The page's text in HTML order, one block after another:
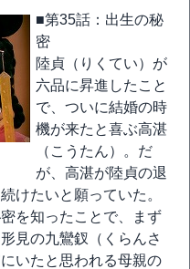
■第35話：出生の秘
密
陸貞（りくてい）が
六品に昇進したこと
で、ついに結婚の時
機が来たと喜ぶ高湛
（こうたん）。だ
が、高湛が陸貞の退
けたいと願っていた。
を知ったことで、まず
見の九鸞釵（くらんさ
いたと思われる母親の